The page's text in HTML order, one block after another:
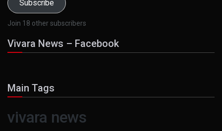
Subscribe
Join 18 other subscribers
Vivara News – Facebook
Main Tags
vivara news